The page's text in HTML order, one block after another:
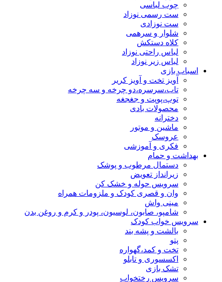
چوب لباسی
ست رسمی نوزاد
ست نوزادی
شلوار و سرهمی
کلاه دستکش
لباس راحتی نوزاد
لباس زیر نوزاد
اسباب بازی
آویز تخت و آویز کریر
تاب،سرسره،دو چرخه و سه چرخه
توپ،پوپت و جغجغه
محصولات بادی
دخترانه
ماشین و موتور
عروسک
فکری و آموزشی
بهداشت و حمام
دستمال مرطوب و پوشک
زیرانداز تعویض
سرویس حوله و خشک کن
وان و قصری کودک و ملزومات همراه
مینی واش
شامپو، صابون، لوسیون، پودر و کرم و روغن بدن
سرویس خواب کودک
بالشت و پشه بند
پتو
تخت و کمد،گهواره
اکسسوری و تابلو
تشک بازی
سرویس رختخواب